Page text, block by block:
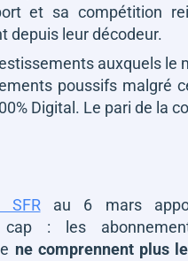
et sa compétition
depuis leur décodeur.
auxquels le
poussifs malgré
Digital. Le pari de la
SFRau 6 mars
: les
ne comprennent plus